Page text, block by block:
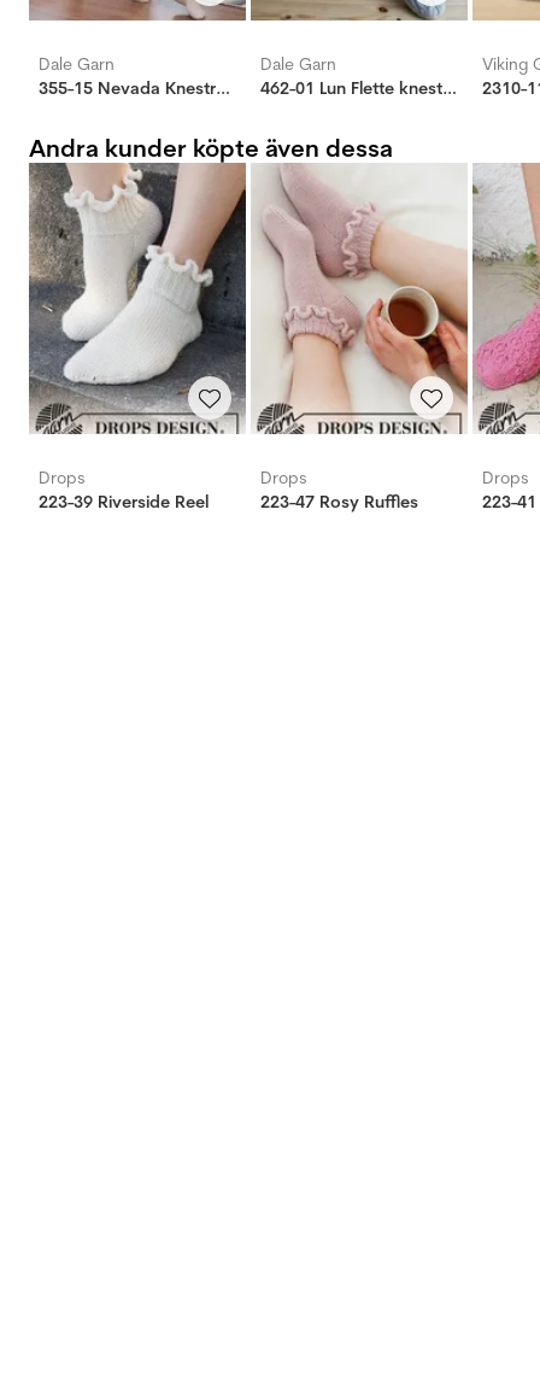
Dale Garn
355-15 Nevada Knestrømper
Dale Garn
462-01 Lun Flette knestrømper
Viking
Andra kunder köpte även dessa
Drops
223-39 Riverside Reel
Drops
223-47 Rosy Ruffles
Drops